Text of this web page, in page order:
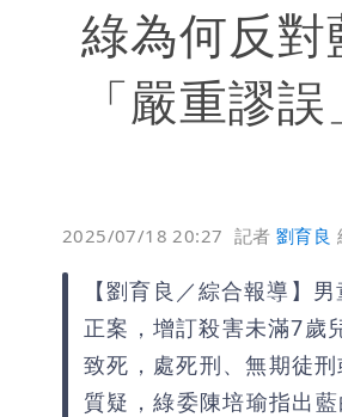
白海豚颱風逼近！
綠為何反
「嚴重謬誤
2025/07/18 20:27 記者劉育良
【劉育良／綜合報導】
正案，增訂殺害未滿7歲
致死，處死刑、無期徒
質疑，綠委陳培瑜指出